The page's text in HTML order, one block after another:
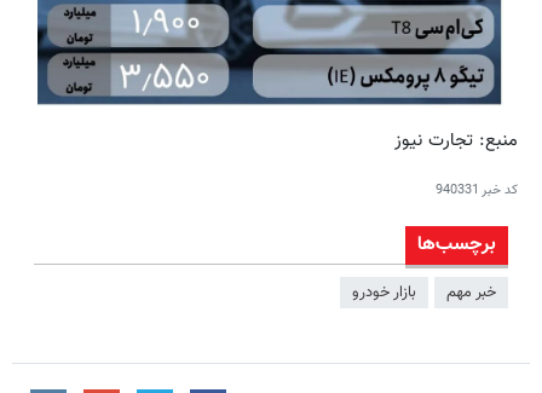
منبع: تجارت نیوز
کد خبر 940331
برچسب‌ها
خبر مهم بازار خودرو